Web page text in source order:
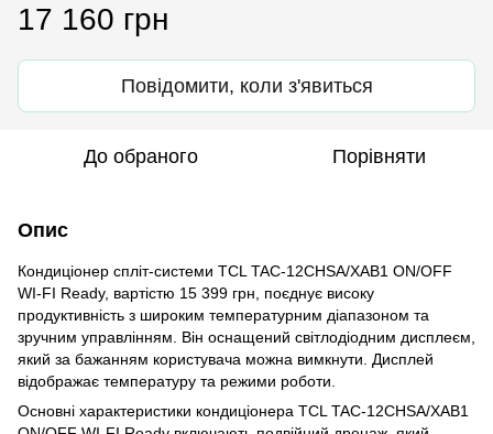
17 160 грн
Повідомити, коли з'явиться
До обраного Порівняти
Опис
Кондиціонер спліт-системи TCL TAC-12CHSA/XAB1 ON/OFF
WI-FI Ready, вартістю 15 399 грн, поєднує високу
продуктивність з широким температурним діапазоном та
зручним управлінням. Він оснащений світлодіодним дисплеєм,
який за бажанням користувача можна вимкнути. Дисплей
відображає температуру та режими роботи.
Основні характеристики кондиціонера TCL TAC-12CHSA/XAB1